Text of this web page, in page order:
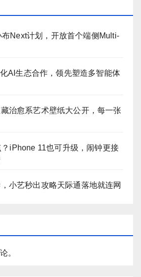
Next计划，开放首个端侧Multi-
AI生态合作，领先塑造多智能体
治愈系艺术壁纸大公开，每一张
iPhone 11也可升级，闹钟更接
小艺秒出攻略天际通落地就连网
。